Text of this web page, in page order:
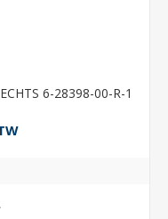
6-28398-00-R-1